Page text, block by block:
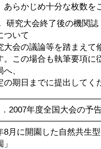
あらかじめ十分な枚数を
研究大会終了後の機関
ついて
大会の議論等を踏まえて
。この場合も執筆要項
、
の期日までに提出してく
2007年度全国大会の予
8月に開園した自然共生